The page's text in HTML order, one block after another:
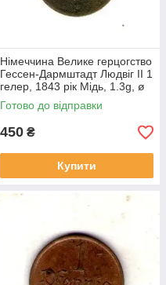
Німеччина Велике герцогство
Гессен-Дармштадт Людвіг II 1
гелер, 1843 рік Мідь, 1.3g, ø
17.2mm №3595
Готово до відправки
450 ₴
Купити